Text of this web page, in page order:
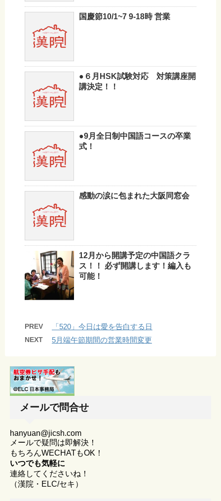
国慶節10/1~7 9-18時 営業
●６月HSK試験対応 対策講座開
講決定！！
●9月全日制中国語コースの卒業
式！
感動の涙に包まれた大阪同窓会
12月から開講予定の中国語クラ
ス！！ 必ず開講します！編入も
可能！
PREV 「520」今日は愛を告白する日
NEXT 5月端午節期間の営業時間変更
メールで問合せ
hanyuan@jicsh.com
メールで疑問は即解決！
もちろんWECHATもOK！
いつでも気軽に
連絡してくださいね！
（漢院・ELC/セキ）